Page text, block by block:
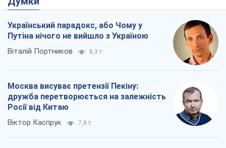
Український парадокс, або Чому у
Путіна нічого не вийшло з Україною
Віталій Портников 8,3 т.
Москва висуває претензії Пекіну:
дружба перетворюється на залежність
Росії від Китаю
Віктор Каспрук 7,8 т.